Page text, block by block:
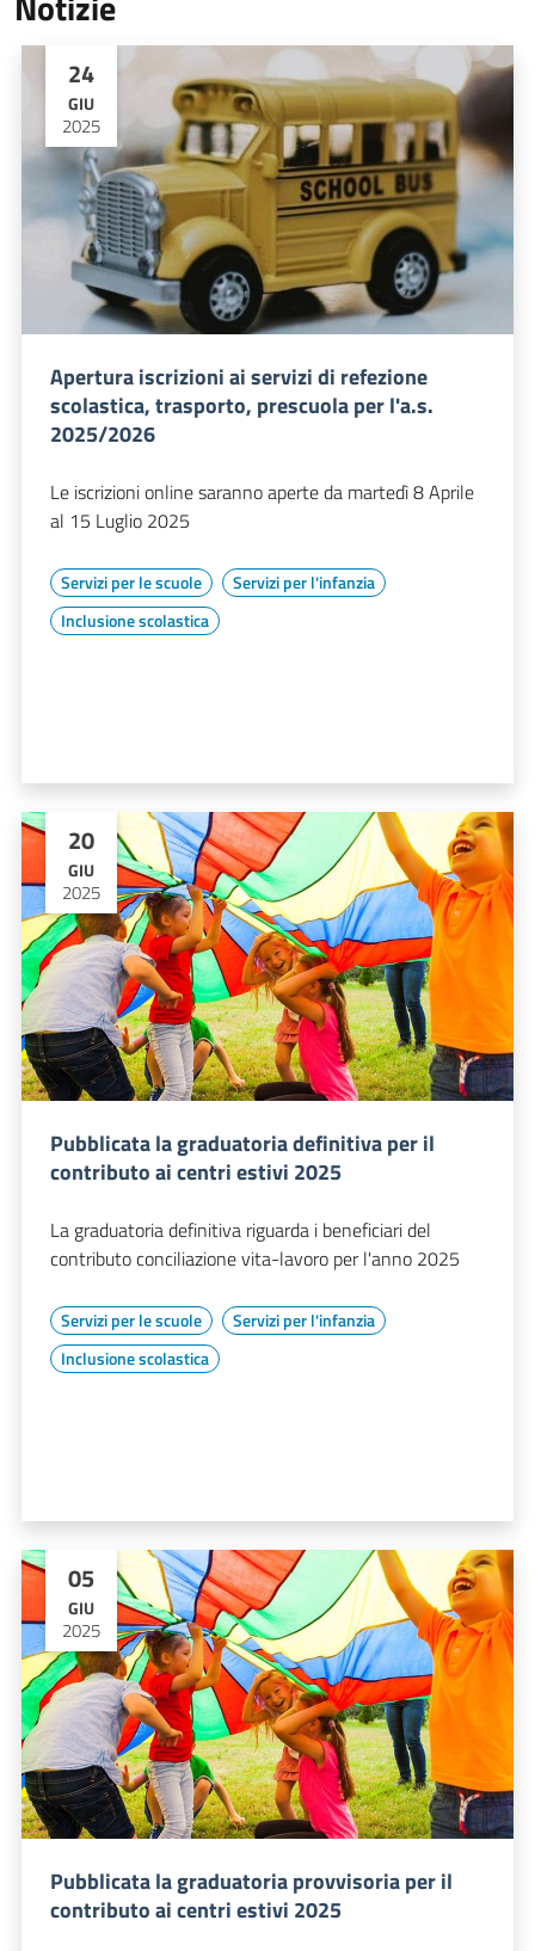
24
GIU
2025
Apertura iscrizioni ai servizi di refezione
scolastica, trasporto, prescuola per l'a.s.
2025/2026
Le iscrizioni online saranno aperte da martedì 8 Aprile
al 15 Luglio 2025
Servizi per le scuole
Servizi per l'infanzia
Inclusione scolastica
20
GIU
2025
Pubblicata la graduatoria definitiva per il
contributo ai centri estivi 2025
La graduatoria definitiva riguarda i beneficiari del
contributo conciliazione vita-lavoro per l'anno 2025
Servizi per le scuole
Servizi per l'infanzia
Inclusione scolastica
05
GIU
2025
Pubblicata la graduatoria provvisoria per il
contributo ai centri estivi 2025